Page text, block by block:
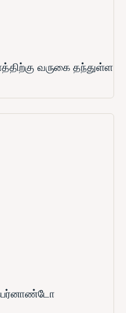
வருகை தந்துள்ள